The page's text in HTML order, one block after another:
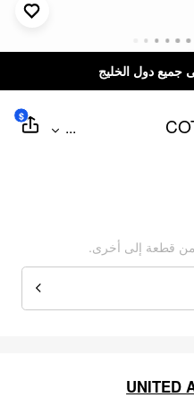
MID RISE
...
$
من قطعة إلى أخرى.
UNITED